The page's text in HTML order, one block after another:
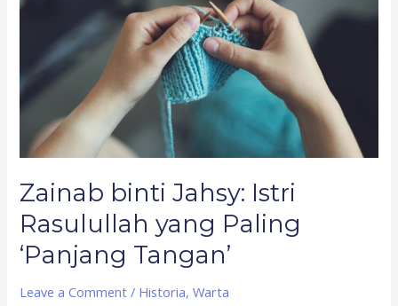
Zainab binti Jahsy: Istri
Rasulullah yang Paling
‘Panjang Tangan’
Leave a Comment / Historia,Warta
Rasulullah
Paling
‘Panjang
Tangan’